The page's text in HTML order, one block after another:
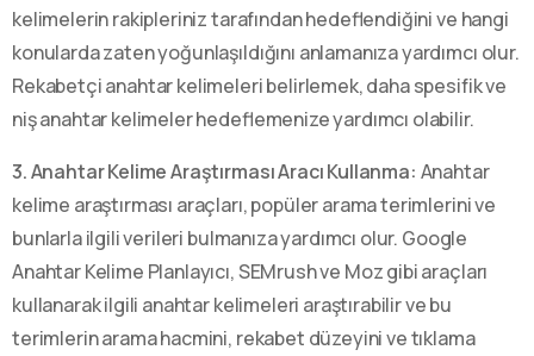
kelimelerin rakipleriniz tarafından hedeflendiğini ve hangi
konularda zaten yoğunlaşıldığını anlamanıza yardımcı olur.
Rekabetçi anahtar kelimeleri belirlemek, daha spesifik ve
niş anahtar kelimeler hedeflemenize yardımcı olabilir.
3. Anahtar Kelime Araştırması Aracı Kullanma: Anahtar
kelime araştırması araçları, popüler arama terimlerini ve
bunlarla ilgili verileri bulmanıza yardımcı olur. Google
Anahtar Kelime Planlayıcı, SEMrush ve Moz gibi araçları
kullanarak ilgili anahtar kelimeleri araştırabilir ve bu
terimlerin arama hacmini, rekabet düzeyini ve tıklama